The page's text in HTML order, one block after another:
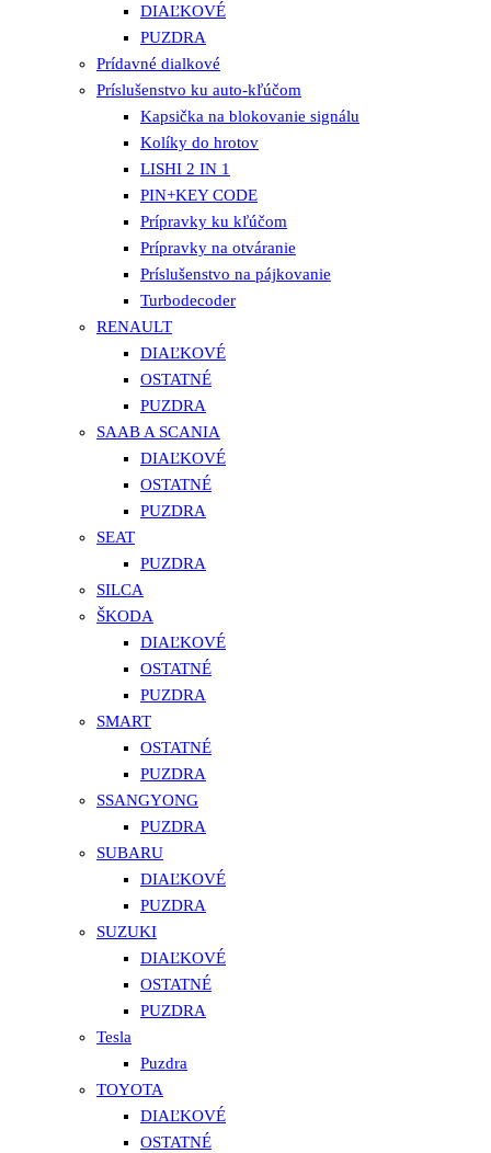
DIAĽKOVÉ
PUZDRA
Prídavné dialkové
Príslušenstvo ku auto-kľúčom
Kapsička na blokovanie signálu
Kolíky do hrotov
LISHI 2 IN 1
PIN+KEY CODE
Prípravky ku kľúčom
Prípravky na otváranie
Príslušenstvo na pájkovanie
Turbodecoder
RENAULT
DIAĽKOVÉ
OSTATNÉ
PUZDRA
SAAB A SCANIA
DIAĽKOVÉ
OSTATNÉ
PUZDRA
SEAT
PUZDRA
SILCA
ŠKODA
DIAĽKOVÉ
OSTATNÉ
PUZDRA
SMART
OSTATNÉ
PUZDRA
SSANGYONG
PUZDRA
SUBARU
DIAĽKOVÉ
PUZDRA
SUZUKI
DIAĽKOVÉ
OSTATNÉ
PUZDRA
Tesla
Puzdra
TOYOTA
DIAĽKOVÉ
OSTATNÉ